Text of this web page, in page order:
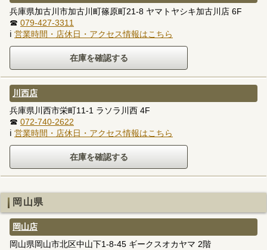
兵庫県加古川市加古川町篠原町21-8 ヤマトヤシキ加古川店 6F
☎ 079-427-3311
ℹ 営業時間・店休日・アクセス情報はこちら
川西店
兵庫県川西市栄町11-1 ラソラ川西 4F
☎ 072-740-2622
ℹ 営業時間・店休日・アクセス情報はこちら
岡山県
岡山店
岡山県岡山市北区中山下1-8-45 ギークスオカヤマ 2階